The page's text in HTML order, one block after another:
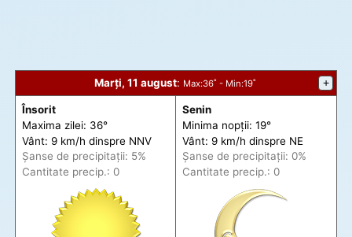
Marți, 11 august: Max:36˚ - Min:19˚ +
Însorit
Maxima zilei: 36°
Vânt: 9 km/h dinspre NNV
Șanse de precipitații: 5%
Cantitate precip.: 0
Senin
Minima nopții: 19°
Vânt: 9 km/h dinspre NE
Șanse de precipitații: 0%
Cantitate precip.: 0